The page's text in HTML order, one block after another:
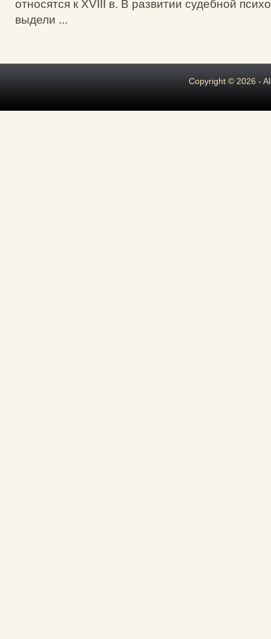
относятся к XVIII в. В развитии судебной
выдели ...
Copyright © 2026 -